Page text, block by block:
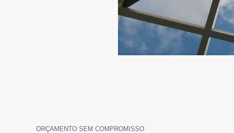
ORÇAMENTO SEM COMPROMISSO